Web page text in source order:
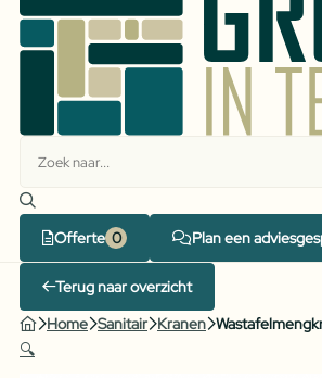
Offerte Plan een
Terug naar overzicht
Home Sanitair Kranen
🔍